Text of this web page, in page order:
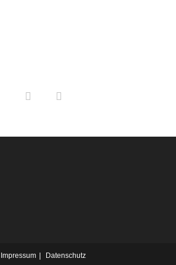
Impressum Datenschutz